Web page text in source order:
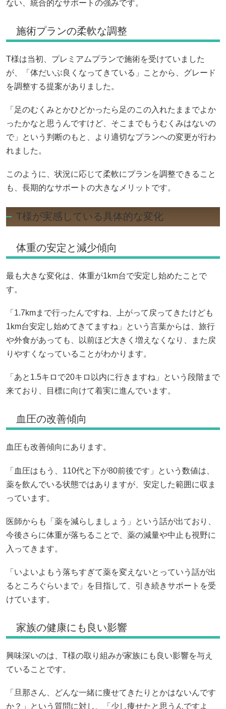
ない、統合的なサポートの強みです。
施術プランの柔軟な調整
T様は当初、プレミアムプランで施術を受けていました
が、「体だいぶ良くなってきている」ことから、グレード
を調整する提案がありました。
「足のむくみとかひどかったら足のこの入れたままでよか
ったかなと思うんですけど、そこまでもうむくみはないの
で」という判断のもと、より適切なプランへの変更が行わ
れました。
このように、状況に応じて柔軟にプランを調整できること
も、長期的なサポートの大きなメリットです。
T様が実感している具体的な変化
体重の安定と減少傾向
最も大きな変化は、体重が1km台で安定し始めたことで
す。
「1.7kmまで行ったんですね、上がって戻ってきたけども
1km台安定し始めてきてますね」という言葉からは、旅行
や外食があっても、以前ほど大きく増えなくなり、また戻
りやすくなっていることがわかります。
「あと1.5キロで20キロ以内に行きますね」という段階まで
来ており、目標に向けて着実に進んでいます。
血圧の改善傾向
血圧も改善傾向にあります。
「血圧はもう、110代と下が80前後です」という数値は、
薬を飲んでいる状態ではありますが、安定した範囲に収ま
っています。
医師からも「薬を減らしましょう」という話が出ており、
今後さらに体重が落ちることで、薬の減量や中止も視野に
入ってきます。
「いよいよもう落ちすぎて薬を変えないとっていう話が出
るところぐらいまで」を目指して、引き続きサポートを受
けています。
家族の健康にも良い影響
興味深いのは、T様の取り組みが家族にも良い影響を与え
ていることです。
「旦那さん、どんな一緒に痩せてきたりとかはないんです
か？」という質問に対し、「少し痩せたと思うんですよ